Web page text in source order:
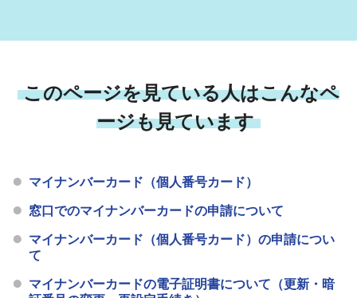
このページを見ている人はこんなペ
ージも見ています
マイナンバーカード（個人番号カード）
窓口でのマイナンバーカードの申請について
マイナンバーカード（個人番号カード）の申請につい
て
マイナンバーカードの電子証明書について（更新・暗